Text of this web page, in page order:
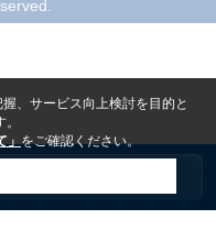
、サービス向上検討を目的と
」をご確認ください。